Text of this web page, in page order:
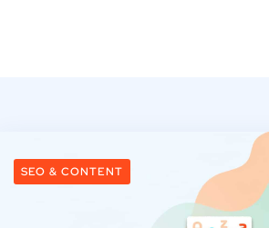
SEO & CONTENT